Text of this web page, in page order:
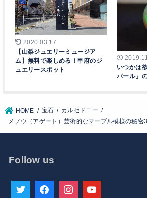
2020.03.17
【山梨ジュエリーミュージア
ム】無料で楽しめる！甲府のジ
ュエリースポット
いつかは
パール」
HOME 宝石
カルセドニー
メノウ（アゲート）芸術的なマーブル模様の秘密
Follow us